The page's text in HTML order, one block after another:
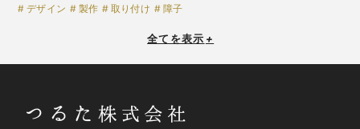
デザイン
製作 取り付け 障子
全てを表示 +